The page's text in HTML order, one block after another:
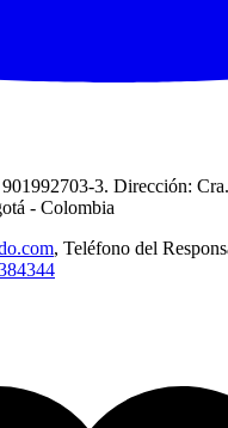
3. Dirección:
- Colombia
, Teléfono del